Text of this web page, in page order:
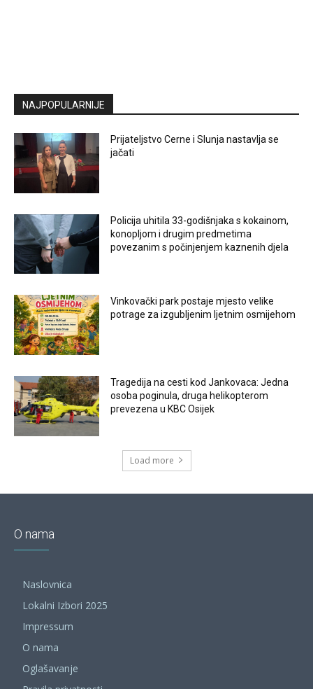
NAJPOPULARNIJE
Prijateljstvo Cerne i Slunja nastavlja se
jačati
Policija uhitila 33-godišnjaka s kokainom,
konopljom i drugim predmetima
povezanim s počinjenjem kaznenih djela
Vinkovački park postaje mjesto velike
potrage za izgubljenim ljetnim osmijehom
Tragedija na cesti kod Jankovaca: Jedna
osoba poginula, druga helikopterom
prevezena u KBC Osijek
Load more
O nama
Naslovnica
Lokalni Izbori 2025
Impressum
O nama
Oglašavanje